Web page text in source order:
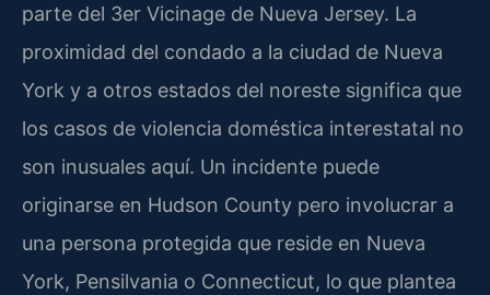
parte del 3er Vicinage de Nueva Jersey. La
proximidad del condado a la ciudad de Nueva
York y a otros estados del noreste significa que
los casos de violencia doméstica interestatal no
son inusuales aquí. Un incidente puede
originarse en Hudson County pero involucrar a
una persona protegida que reside en Nueva
York, Pensilvania o Connecticut, lo que plantea